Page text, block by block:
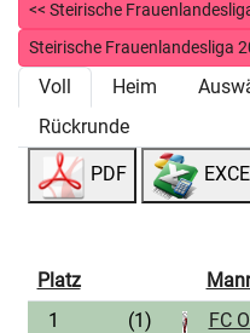
<< Steirische
Steirische Frauenlandesliga
Voll Heim
Rückrunde
PDF
Platz
1
(1) FC